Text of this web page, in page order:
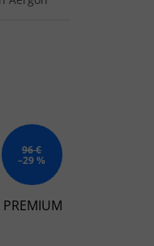
96 €
–29 %